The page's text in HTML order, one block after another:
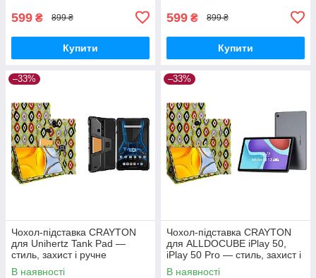
599 ₴ 899 ₴
Купити
599 ₴ 899 ₴
Купити
–33%
Чохол-підставка CRAYTON
для Unihertz Tank Pad —
стиль, захист і ручне
збирання, колір Камні
В наявності
–33%
Чохол-підставка CRAYTON
для ALLDOCUBE iPlay 50,
iPlay 50 Pro — стиль, захист і
ручне збирання, колір Камні
В наявності